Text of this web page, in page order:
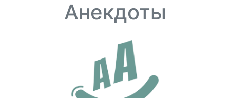
Анекдоты